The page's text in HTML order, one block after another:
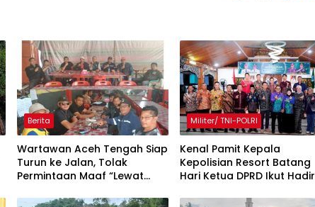
Berita
Wartawan Aceh Tengah Siap
Turun ke Jalan, Tolak
Permintaan Maaf “Lewat
Militer/ TNI-POLRI
Kenal Pamit Kepala
Kepolisian Resort Batang
Hari ‎Ketua DPRD Ikut Hadir